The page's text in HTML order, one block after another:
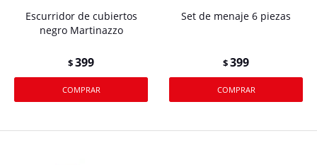
Escurridor de cubiertos
negro Martinazzo
$399
Set de menaje 6 piezas
$399